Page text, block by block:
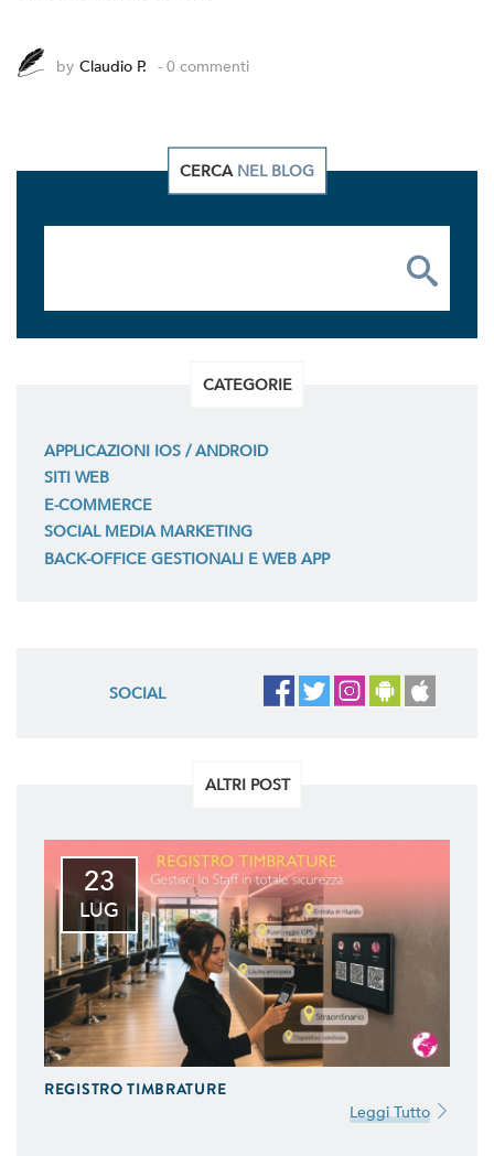
by Claudio P. - 0 commenti
CERCA NEL BLOG
CATEGORIE
APPLICAZIONI IOS / ANDROID
SITI WEB
E-COMMERCE
SOCIAL MEDIA MARKETING
BACK-OFFICE GESTIONALI E WEB APP
SOCIAL
ALTRI POST
23
LUG
REGISTRO TIMBRATURE
Leggi Tutto